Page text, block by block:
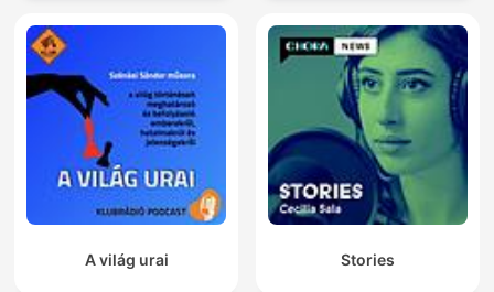
A világ urai Stories